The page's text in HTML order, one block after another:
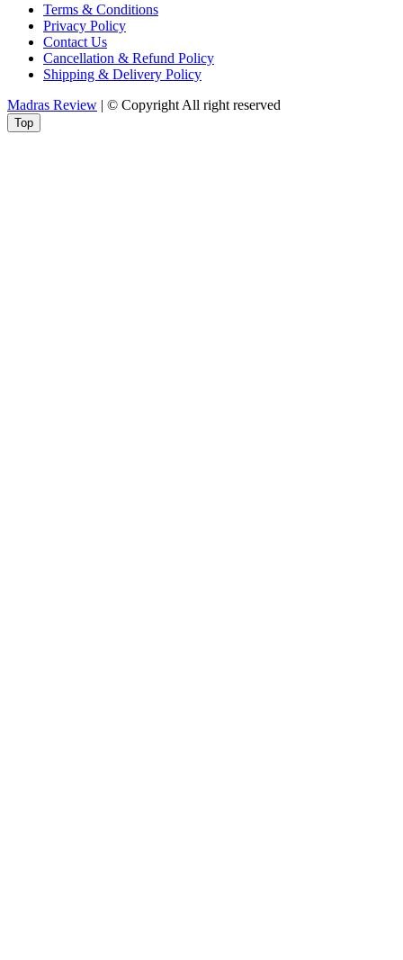
Terms & Conditions
Privacy Policy
Contact Us
Cancellation & Refund Policy
Shipping & Delivery Policy
Madras Review | © Copyright All right reserved
Top